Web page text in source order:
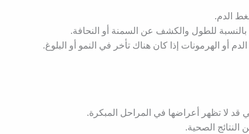
الدم.​
بالنسبة للطول والكشف عن السمنة أو النحافة.​
أو الهرمونات إذا كان هناك تأخر في النمو أو البلوغ.​
قد لا تظهر أعراضها في المراحل المبكرة.​
النتائج الصحية.​